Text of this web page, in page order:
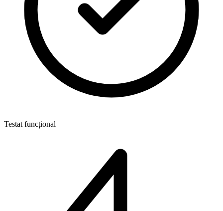
Testat funcțional